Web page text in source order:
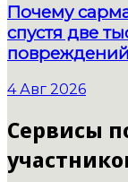
Почему
спустя две
4 Авг 2026
Сервисы